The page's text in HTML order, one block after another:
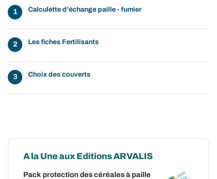
Calculette d'échange paille - fumier
Les fiches Fertilisants
Choix des couverts
A la Une aux Editions ARVALIS
Pack protection des céréales à paille